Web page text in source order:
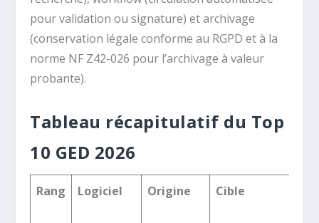
pour validation ou signature) et archivage
(conservation légale conforme au RGPD et à la
norme NF Z42-026 pour l’archivage à valeur
probante).
Tableau récapitulatif du Top
10 GED 2026
Rang Logiciel Origine Cible